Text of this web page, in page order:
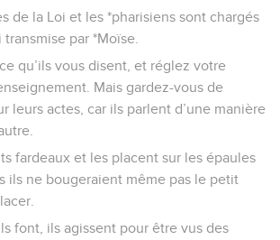
de la Loi et les *pharisiens sont chargés
transmise par *Moïse.
qu’ils vous disent, et réglez votre
Mais gardez-vous de
leurs actes, car ils parlent d’une manière
fardeaux et les placent sur les épaules
ils ne bougeraient même pas le petit
font, ils agissent pour être vus des